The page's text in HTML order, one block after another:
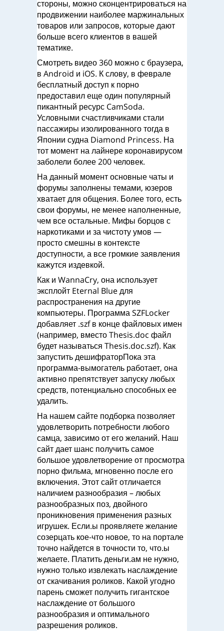
стороны, можно сконцентрироваться на
продвижении наиболее маржинальных
товаров или запросов, которые дают
больше всего клиентов в вашей
тематике.
Смотреть видео 360 можно с браузера,
в Android и iOS. К слову, в феврале
бесплатный доступ к порно
предоставил еще один популярный
пикантный ресурс CamSoda.
Условными счастливчиками стали
пассажиры изолированного тогда в
Японии судна Diamond Princess. На
тот момент на лайнере коронавирусом
заболели более 200 человек.
На данный момент основные чаты и
форумы заполнены темами, юзеров
хватает для общения. Более того, есть
свои форумы, не менее наполненные,
чем все остальные. Мифы борцов с
наркотиками и за чистоту умов —
просто смешны в контексте
доступности, а все громкие заявления
кажутся издевкой.
Как и WannaCry, она использует
эксплойт Eternal Blue для
распространения на другие
компьютеры. Программа SZFLocker
добавляет .szf в конце файловых имен
(например, вместо Thesis.doc файл
будет называться Thesis.doc.szf). Как
запустить дешифраторПока эта
программа-вымогатель работает, она
активно препятствует запуску любых
средств, потенциально способных ее
удалить.
На нашем сайте подборка позволяет
удовлетворить потребности любого
самца, зависимо от его желаний. Наш
сайт дает шанс получить самое
большое удовлетворение от просмотра
порно фильма, мгновенно после его
включения. Этот сайт отличается
наличием разнообразия – любых
разнообразных поз, двойного
проникновения применения разных
игрушек. Если.ы проявляете желание
созерцать кое-что новое, то на портале
точно найдется в точности то, что.ы
желаете. Платить деньги.ам не нужно,
нужно только извлекать наслаждение
от скачивания роликов. Какой угодно
парень сможет получить гигантское
наслаждение от большого
разнообразия и оптимального
разрешения роликов.